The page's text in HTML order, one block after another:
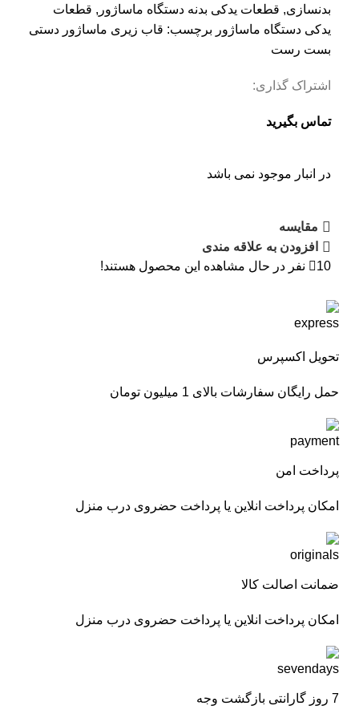
بدنسازی, قطعات یدکی بدنه دستگاه ماساژور , قطعات
یدکی دستگاه ماساژور برچسب: قاب زیری ماساژور دستی
بست رست
اشتراک گذاری:
تماس بگیرید
در انبار موجود نمی باشد
مقایسه
افزودن به علاقه مندی
10
نفر در حال مشاهده این محصول هستند!
تحویل اکسپرس
حمل رایگان سفارشات بالای 1 میلیون تومان
پرداخت امن
امکان پرداخت انلاین یا پرداخت حضروی درب منزل
ضمانت اصالت کالا
امکان پرداخت انلاین یا پرداخت حضروی درب منزل
7 روز گارانتی بازگشت وجه